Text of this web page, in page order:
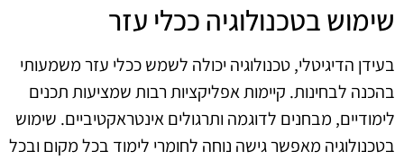
שימוש בטכנולוגיה ככלי עזר
בעידן הדיגיטלי, טכנולוגיה יכולה לשמש ככלי עזר משמעותי
בהכנה לבחינות. קיימות אפליקציות רבות שמציעות תכנים
לימודיים, מבחנים לדוגמה ותרגולים אינטראקטיביים. שימוש
בטכנולוגיה מאפשר גישה נוחה לחומרי לימוד בכל מקום ובכל